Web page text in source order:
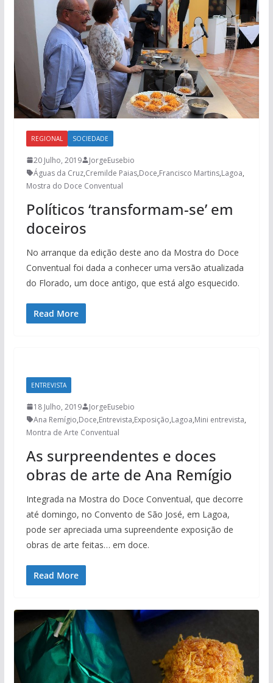
REGIONAL SOCIEDADE
20 Julho, 2019
JorgeEusebio
Águas da Cruz,Cremilde Paias,Doce,Francisco Martins,Lagoa,
Mostra do Doce Conventual
Políticos ‘transformam-se’ em
doceiros
No arranque da edição deste ano da Mostra do Doce
Conventual foi dada a conhecer uma versão atualizada
do Florado, um doce antigo, que está algo esquecido.
Read More
ENTREVISTA
18 Julho, 2019
JorgeEusebio
Ana Remígio,Doce,Entrevista,Exposição,Lagoa,Mini entrevista,
Montra de Arte Conventual
As surpreendentes e doces
obras de arte de Ana Remígio
Integrada na Mostra do Doce Conventual, que decorre
até domingo, no Convento de São José, em Lagoa,
pode ser apreciada uma supreendente exposição de
obras de arte feitas… em doce.
Read More